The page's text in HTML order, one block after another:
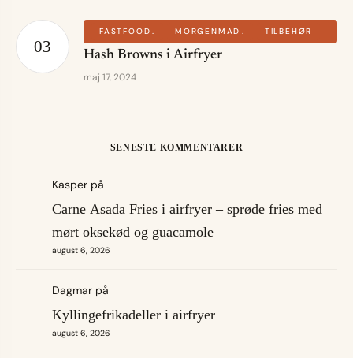
FASTFOOD MORGENMAD TILBEHØR
Hash Browns i Airfryer
maj 17, 2024
SENESTE KOMMENTARER
Kasperpå
Carne Asada Fries i airfryer – sprøde fries med
mørt oksekød og guacamole
august 6, 2026
Dagmarpå
Kyllingefrikadeller i airfryer
august 6, 2026